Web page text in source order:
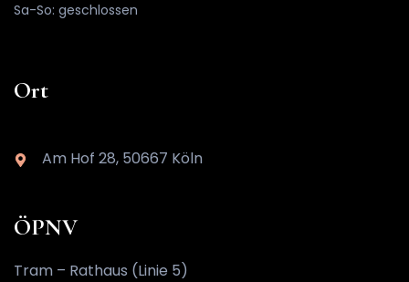
Sa-So: geschlossen
Ort
Am Hof 28, 50667 Köln
ÖPNV
Tram – Rathaus (Linie 5)